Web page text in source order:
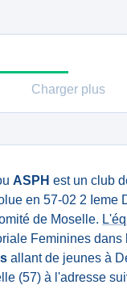
Charger plus
ASPH est un club
en 57-02 2 Ieme
de Moselle.
Feminines
allant de jeunes à
(57) à l'adresse